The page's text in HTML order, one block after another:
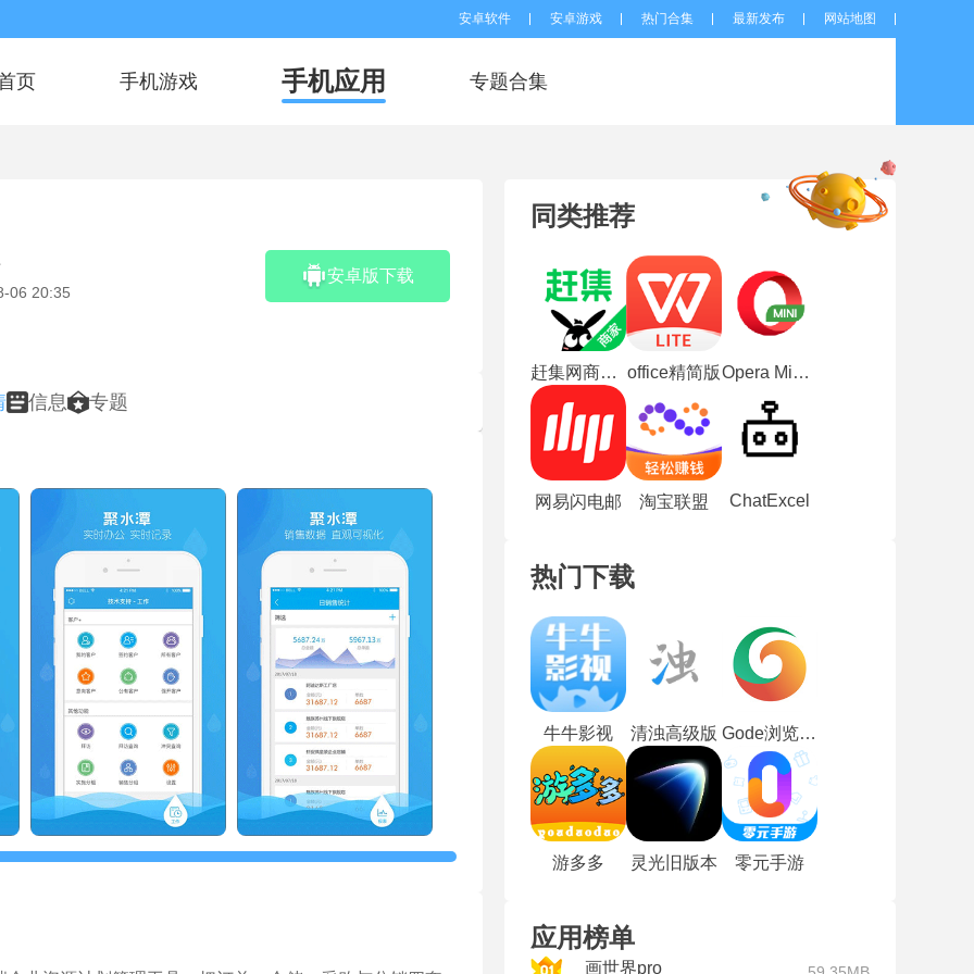
安卓软件 安卓游戏 热门合集 最新发布 网站地图
页 手机游戏 手机应用 专题合集
06 20:35
安卓版下载
信息 专题
同类推荐
赶集网商家版 office精简版 Opera Mini安卓版
网易闪电邮 淘宝联盟 ChatExcel
热门下载
牛牛影视 清浊高级版 Gode浏览器最新版
游多多 灵光旧版本 零元手游
应用榜单
画世界pro